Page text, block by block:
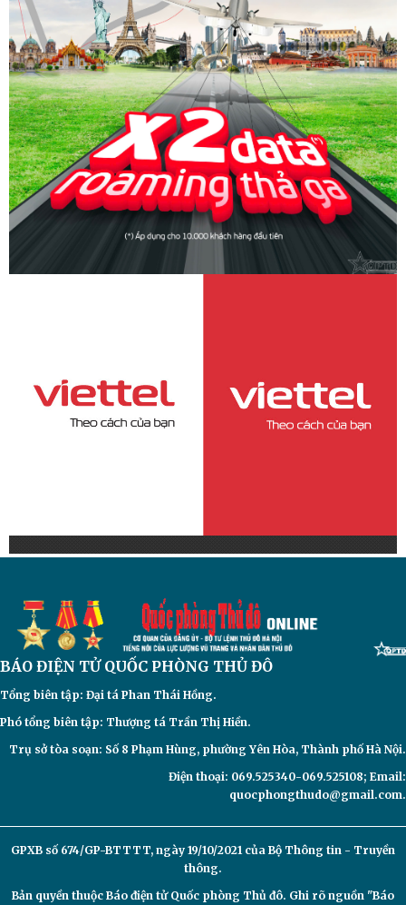
BÁO ĐIỆN TỬQUỐC PHÒNG THỦ ĐÔ
Tổng biên tập: Đại tá Phan Thái Hồng.
Phó tổng biên tập: Thượng tá Trần Thị Hiền.
Trụ sở tòa soạn: Số 8 Phạm Hùng, phường Yên Hòa, Thành phố Hà Nội.
Điện thoại: 069.525340-069.525108; Email:
quocphongthudo@gmail.com.
GPXB số 674/GP-BTTTT, ngày 19/10/2021 của Bộ Thông tin - Truyền
thông.
Bản quyền thuộc Báo điện tửQuốc phòng Thủ đô. Ghi rõ nguồn "Báo